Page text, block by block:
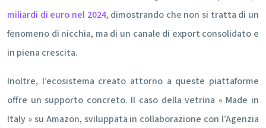
miliardi di euro nel 2024, dimostrando che non si tratta di un
fenomeno di nicchia, ma di un canale di export consolidato e
in piena crescita.
Inoltre, l’ecosistema creato attorno a queste piattaforme
offre un supporto concreto. Il caso della vetrina « Made in
Italy » su Amazon, sviluppata in collaborazione con l’Agenzia